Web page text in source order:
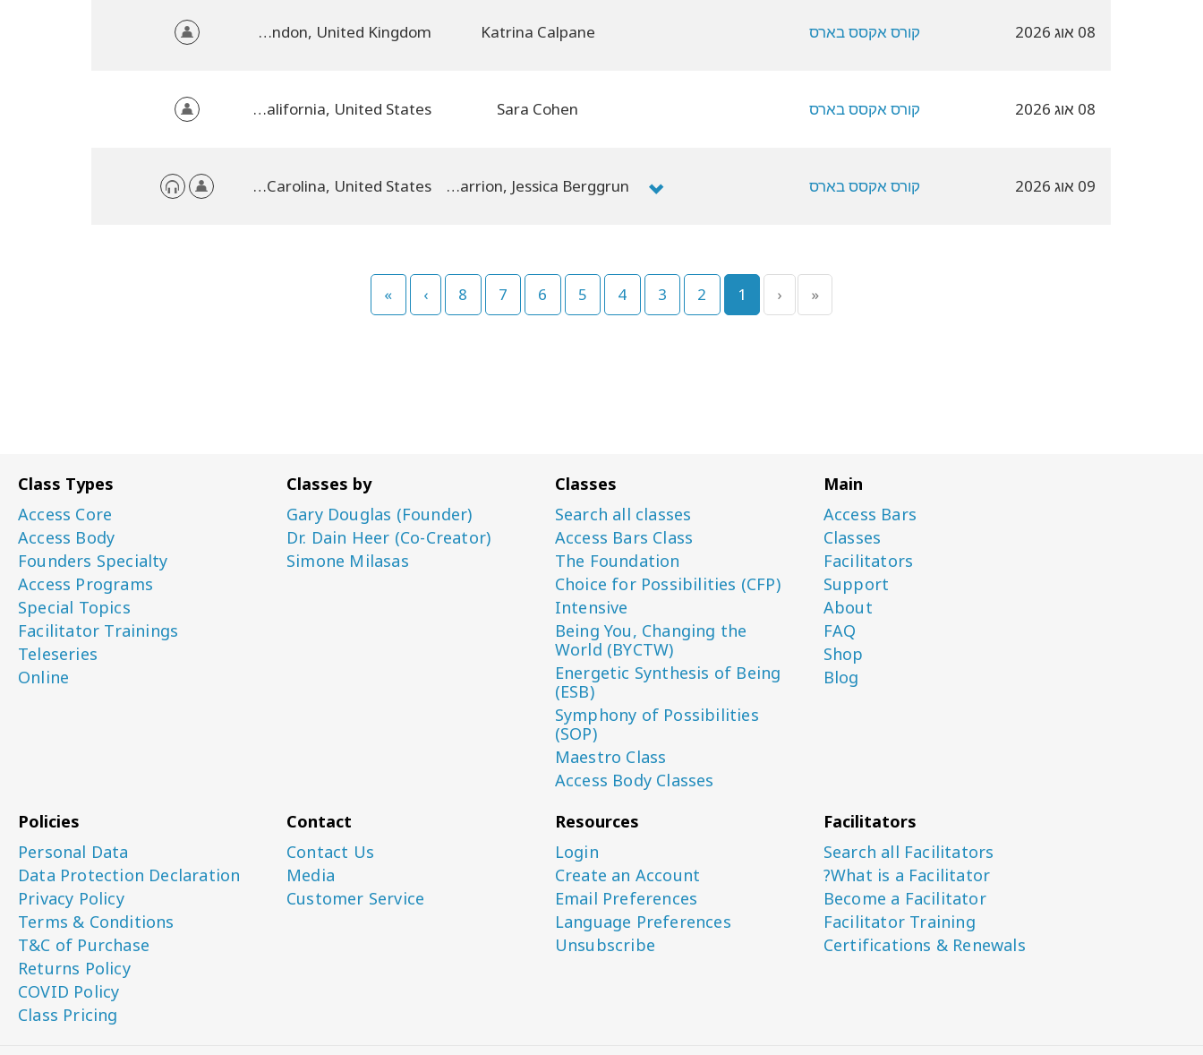
08 אוג 2026 קורס אקסס בארס Katrina Calpane
Hackney, London, United Kingdom
08 אוג 2026 קורס אקסס בארס Sara Cohen
Idyllwild,, California, United States
09 אוג 2026 קורס אקסס בארס Zulma Verdejo-Carrion, Jessica Berggrun
Greenville, South Carolina, United States
«
‹
1
2
3
4
5
6
7
8
›
»
Main
Access Bars
Classes
Facilitators
Support
About
FAQ
Shop
Blog
Classes
Search all classes
Access Bars Class
The Foundation
Choice for Possibilities (CFP)
Intensive
Being You, Changing the
World (BYCTW)
Energetic Synthesis of Being
(ESB)
Symphony of Possibilities
(SOP)
Maestro Class
Access Body Classes
Classes by
Gary Douglas (Founder)
Dr. Dain Heer (Co-Creator)
Simone Milasas
Class Types
Access Core
Access Body
Founders Specialty
Access Programs
Special Topics
Facilitator Trainings
Teleseries
Online
Facilitators
Search all Facilitators
What is a Facilitator?
Become a Facilitator
Facilitator Training
Certifications & Renewals
Resources
Login
Create an Account
Email Preferences
Language Preferences
Unsubscribe
Contact
Contact Us
Media
Customer Service
Policies
Personal Data
Data Protection Declaration
Privacy Policy
Terms & Conditions
T&C of Purchase
Returns Policy
COVID Policy
Class Pricing